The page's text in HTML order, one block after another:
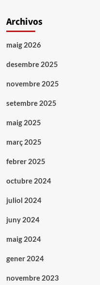
Archivos
maig 2026
desembre 2025
novembre 2025
setembre 2025
maig 2025
març 2025
febrer 2025
octubre 2024
juliol 2024
juny 2024
maig 2024
gener 2024
novembre 2023